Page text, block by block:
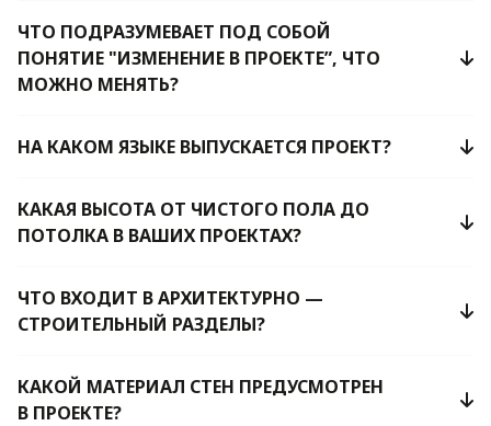
ЧТО ПОДРАЗУМЕВАЕТ ПОД СОБОЙ
ПОНЯТИЕ "ИЗМЕНЕНИЕ В ПРОЕКТЕ”, ЧТО
МОЖНО МЕНЯТЬ?
НА КАКОМ ЯЗЫКЕ ВЫПУСКАЕТСЯ ПРОЕКТ?
КАКАЯ ВЫСОТА ОТ ЧИСТОГО ПОЛА ДО
ПОТОЛКА В ВАШИХ ПРОЕКТАХ?
ЧТО ВХОДИТ В АРХИТЕКТУРНО —
СТРОИТЕЛЬНЫЙ РАЗДЕЛЫ?
КАКОЙ МАТЕРИАЛ СТЕН ПРЕДУСМОТРЕН
В ПРОЕКТЕ?